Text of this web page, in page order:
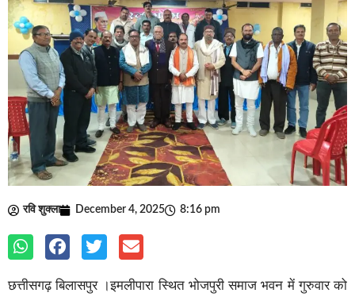
रवि शुक्ला December 4, 2025 8:16 pm
छत्तीसगढ़ बिलासपुर ।इमलीपारा स्थित भोजपुरी समाज भवन में गुरुवार को